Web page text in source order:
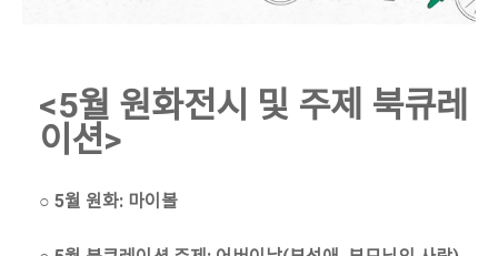
<5월 원화전시 및 주제 북큐레
이션>
○ 5월 원화: 마이볼